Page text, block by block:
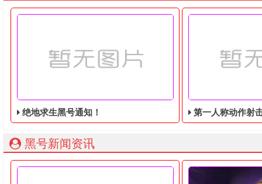
绝地求生黑号通知！ 第一人称动作射击游戏《绝地
黑号新闻资讯